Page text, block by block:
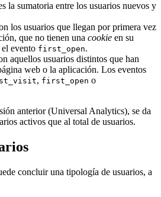
la sumatoria entre los usuarios nuevos y
los usuarios que llegan por primera vez
que no tienen una cookie en su
evento first_open.
aquellos usuarios distintos que han
web o la aplicación. Los eventos
, first_open o
anterior (Universal Analytics), se da
activos que al total de usuarios.
concluir una tipología de usuarios, a